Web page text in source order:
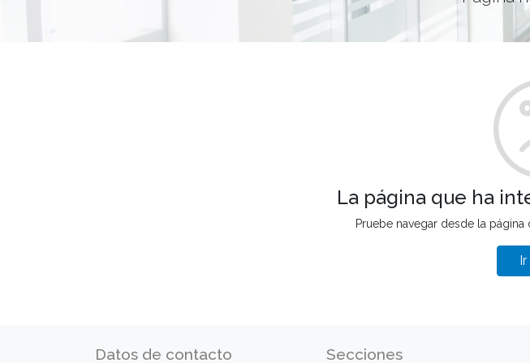
La página que ha
Pruebe navegar desde la
Datos de contacto Secciones